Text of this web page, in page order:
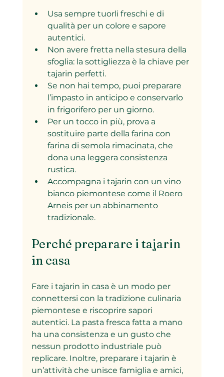
Usa sempre tuorli freschi e di
qualità per un colore e sapore
autentici.
Non avere fretta nella stesura della
sfoglia: la sottigliezza è la chiave per
tajarin perfetti.
Se non hai tempo, puoi preparare
l’impasto in anticipo e conservarlo
in frigorifero per un giorno.
Per un tocco in più, prova a
sostituire parte della farina con
farina di semola rimacinata, che
dona una leggera consistenza
rustica.
Accompagna i tajarin con un vino
bianco piemontese come il Roero
Arneis per un abbinamento
tradizionale.
Perché preparare i tajarin
in casa
Fare i tajarin in casa è un modo per
connettersi con la tradizione culinaria
piemontese e riscoprire sapori
autentici. La pasta fresca fatta a mano
ha una consistenza e un gusto che
nessun prodotto industriale può
replicare. Inoltre, preparare i tajarin è
un’attività che unisce famiglia e amici,